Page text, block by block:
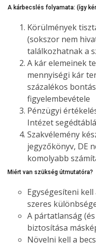
A kárbecslés folyamata: (így
Körülmények
(sokszor nem
találkozhatnak a
A kár elemeinek
mennyiségi kár
százalékos
figyelembevétele
Pénzügyi
Intézet
Szakvélemény
jegyzőkönyv, DE
komolyabb
Miért van szükség útmutatóra?
Egységesíteni
szeres
A pártatlanság
biztosítása
Növelni kell a